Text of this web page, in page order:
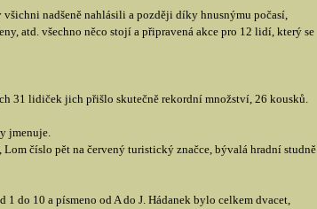
nadšeně nahlásili a později díky hnusnýmu počasí,
atd. všechno něco stojí a připravená akce pro 12 lidí, který se
31 lidiček jich přišlo skutečně rekordní množství, 26 kousků.
jmenuje.
číslo pět na červený turistický značce, bývalá hradní studně
do 10 a písmeno od A do J. Hádanek bylo celkem dvacet,